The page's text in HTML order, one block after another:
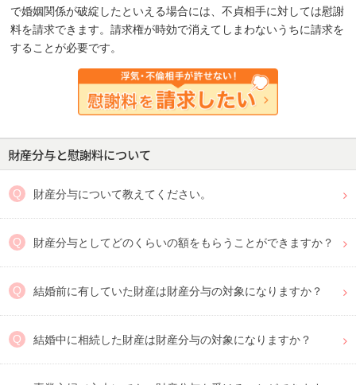
で婚姻関係が破綻したといえる場合には、不貞相手に対しては慰謝
料を請求できます。請求権が時効で消えてしまわないうちに請求を
することが必要です。
財産分与と慰謝料について
財産分与について教えてください。
財産分与としてどのくらいの額をもらうことができますか？
結婚前に有していた財産は財産分与の対象になりますか？
結婚中に相続した財産は財産分与の対象になりますか？